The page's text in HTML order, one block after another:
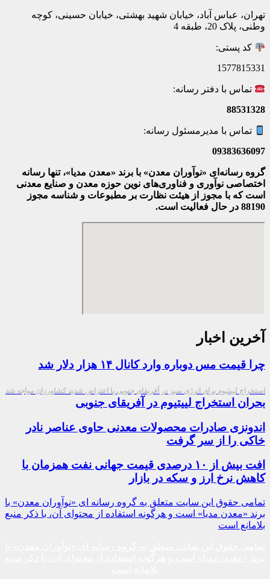
تهران، عباس آباد، خیابان شهید بهشتی، خیابان حسینی، کوچه
وطنی، پلاک 20، طبقه 4
کد پستی:
1577815331
تماس با دفتر رسانه:
88531328
تماس با مدیرمسئول رسانه:
09383636097
گروه رسانه‌ای «نوآوران معدن» با برند «معدن مدیا»، تنها رسانه
اختصاصی نوآوری و فناوری‌های نوین حوزه معدن و صنایع معدنی‌
است که با مجوز از هیئت نظارت بر مطبوعات و شناسه مجوز
88190 در حال فعالیت است.
آخرین اخبار
چرا قیمت مس دوباره وارد کانال ۱۴ هزار دلار شد
استخراج لییتیوم برای انرژی سبز در آفریقای جنوبی با اعتراض شدید کشاورزان مواجه شد
بحران استخراج لییتیوم در آفریقای جنوبی
اندونزی صادرات محصولات معدنی حاوی عناصر نادر
خاکی را از سر گرفت
افت بیش از ۱۰ درصدی قیمت جهانی نفت همزمان با
کاهش نرخ ارز و سکه در بازار
تمامی حقوق این سایت متعلق به گروه رسانه ای «نوآوران معدن» با
برند «معدن مدیا» است و هرگونه استفاده از محتوای آن، با ذکر منبع
بلامانع است